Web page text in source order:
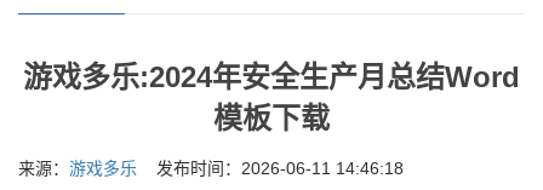
游戏多乐:2024年安全生产月总结Word
模板下载
来源： 游戏多乐 发布时间：2026-06-11 14:46:18